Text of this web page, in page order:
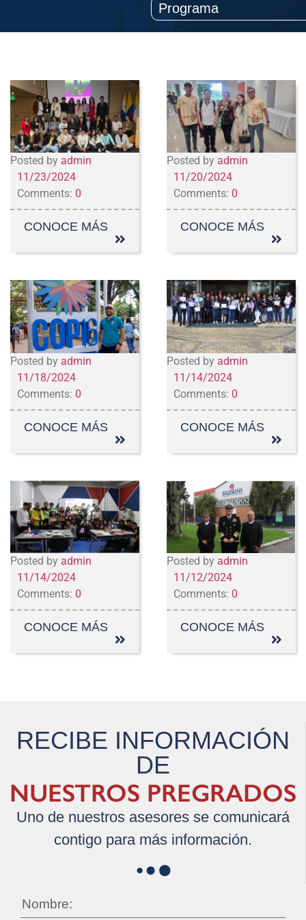
Posted by admin
11/23/2024
Comments: 0
CONOCE MÁS
Posted by admin
11/20/2024
Comments: 0
CONOCE MÁS
Posted by admin
11/18/2024
Comments: 0
CONOCE MÁS
Posted by admin
11/14/2024
Comments: 0
CONOCE MÁS
Posted by admin
11/14/2024
Comments: 0
CONOCE MÁS
Posted by admin
11/12/2024
Comments: 0
CONOCE MÁS
RECIBE INFORMACIÓN
DE
NUESTROS PREGRADOS
Uno de nuestros asesores se comunicará
contigo para más información.